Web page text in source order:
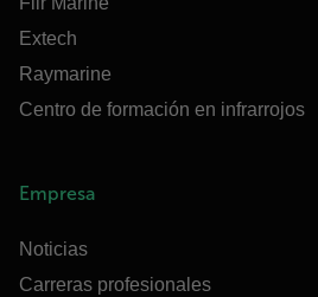
Extech
Raymarine
Centro de formación en infrarrojos
Empresa
Noticias
Carreras profesionales